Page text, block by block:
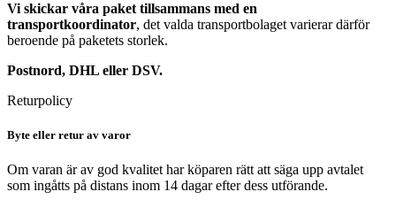
Vi skickar våra paket tillsammans med en
transportkoordinator, det valda transportbolaget varierar därför
beroende på paketets storlek.
Postnord, DHL eller DSV.
Returpolicy
Byte eller retur av varor
Om varan är av god kvalitet har köparen rätt att säga upp avtalet
som ingåtts på distans inom 14 dagar efter dess utförande.